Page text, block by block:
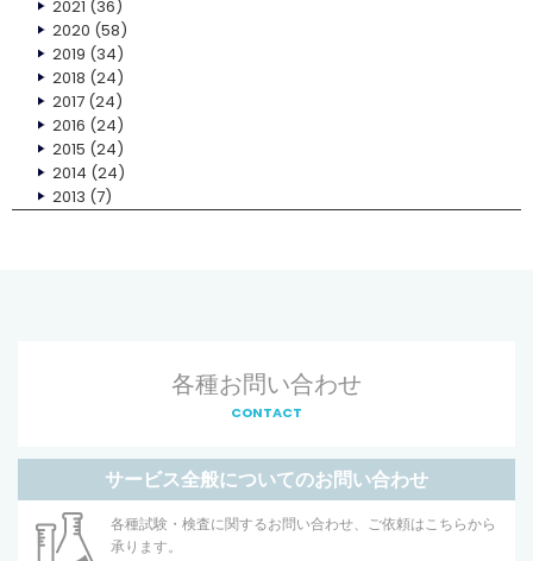
2021 (36)
2020 (58)
2019 (34)
2018 (24)
2017(24)
2016 (24)
2015 (24)
2014 (24)
2013 (7)
各種お問い合わせ
CONTACT
サービス全般についてのお問い合わせ
各種試験・検査に関するお問い合わせ、ご依頼はこちらから
承ります。